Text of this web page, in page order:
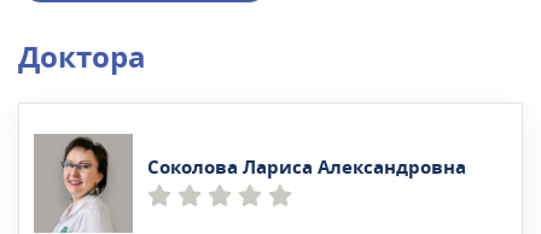
Доктора
Соколова Лариса Александровна